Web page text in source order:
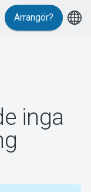
Arrangör?
inga